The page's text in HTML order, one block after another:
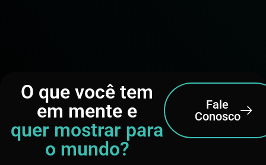
O que você tem
em mente e
quer mostrar para
o mundo?
Fale
Conosco